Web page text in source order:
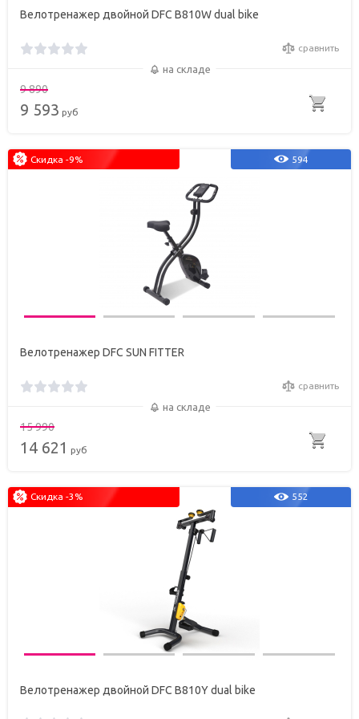
Велотренажер двойной DFC B810W dual bike
сравнить
на складе
9 890
9 593 руб
594
Скидка -9%
Велотренажер DFC SUN FITTER
сравнить
на складе
15 990
14 621 руб
552
Скидка -3%
Велотренажер двойной DFC B810Y dual bike